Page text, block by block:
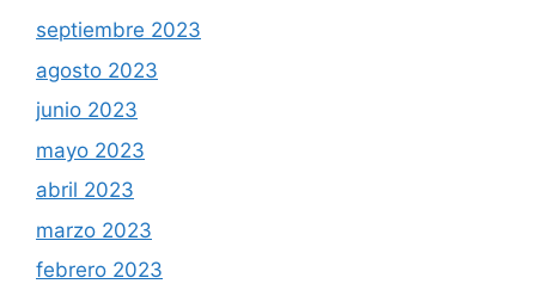
septiembre 2023
agosto 2023
junio 2023
mayo 2023
abril 2023
marzo 2023
febrero 2023